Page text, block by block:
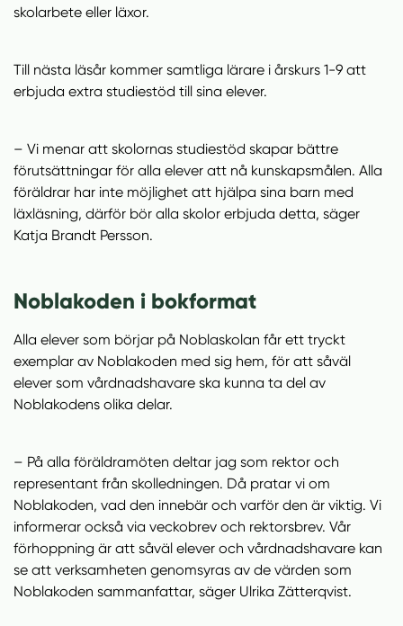
skolarbete eller läxor.
Till nästa läsår kommer samtliga lärare i årskurs 1-9 att
erbjuda extra studiestöd till sina elever.
– Vi menar att skolornas studiestöd skapar bättre
förutsättningar för alla elever att nå kunskapsmålen. Alla
föräldrar har inte möjlighet att hjälpa sina barn med
läxläsning, därför bör alla skolor erbjuda detta, säger
Katja Brandt Persson.
Noblakoden i bokformat
Alla elever som börjar på Noblaskolan får ett tryckt
exemplar av Noblakoden med sig hem, för att såväl
elever som vårdnadshavare ska kunna ta del av
Noblakodens olika delar.
– På alla föräldramöten deltar jag som rektor och
representant från skolledningen. Då pratar vi om
Noblakoden, vad den innebär och varför den är viktig. Vi
informerar också via veckobrev och rektorsbrev. Vår
förhoppning är att såväl elever och vårdnadshavare kan
se att verksamheten genomsyras av de värden som
Noblakoden sammanfattar, säger Ulrika Zätterqvist.